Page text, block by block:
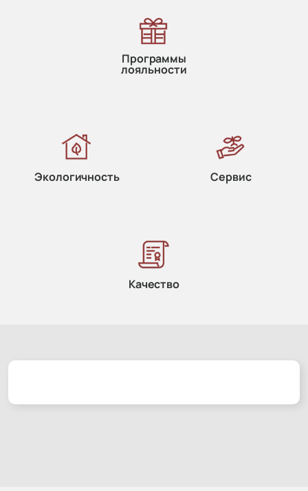
Программы
лояльности
Экологичность Сервис
Качество